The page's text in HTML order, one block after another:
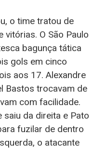
o time tratou de
O São Paulo
bagunça tática
gols em cinco
aos 17. Alexandre
Bastos trocavam de
com facilidade.
saiu da direita e Pato
fuzilar de dentro
o atacante